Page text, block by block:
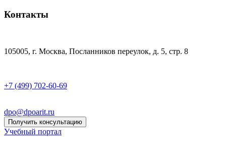
Контакты
105005, г. Москва, Посланников переулок, д. 5, стр. 8
+7 (499) 702-60-69
dpo@dpoarit.ru
Получить консультацию
Учебный портал